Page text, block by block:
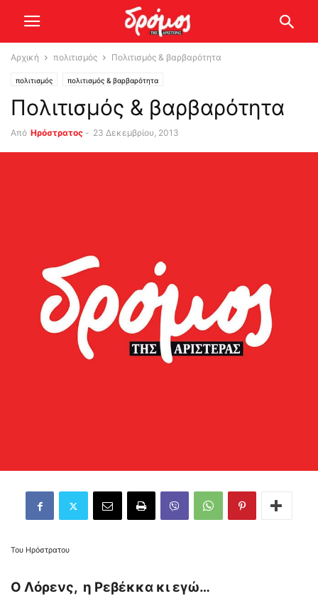
Αρχική πολιτισμός Πολιτισμός & βαρβαρότητα
πολιτισμός πολιτισμός & βαρβαρότητα
Πολιτισμός & βαρβαρότητα
Από Ηρόστρατος - 23 Δεκεμβρίου, 2013
Του Ηρόστρατου
Ο Λόρενς, η Ρεβέκκα κι εγώ…